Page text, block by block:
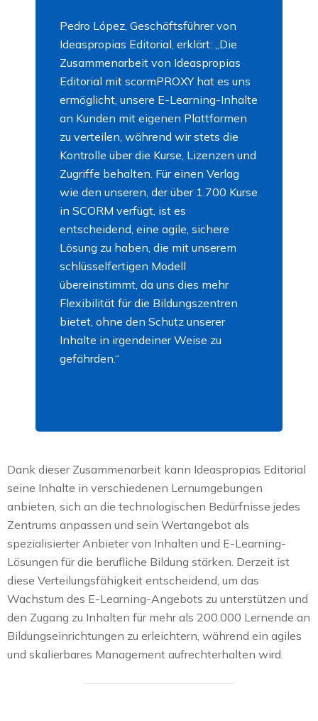
Pedro López, Geschäftsführer von
Ideaspropias Editorial, erklärt: „Die
Zusammenarbeit von Ideaspropias
Editorial mit scormPROXY hat es uns
ermöglicht, unsere E-Learning-Inhalte
an Kunden mit eigenen Plattformen
zu verteilen, während wir stets die
Kontrolle über die Kurse, Lizenzen und
Zugriffe behalten. Für einen Verlag
wie den unseren, der über 1.700 Kurse
in SCORM verfügt, ist es
entscheidend, eine agile, sichere
Lösung zu haben, die mit unserem
schlüsselfertigen Modell
übereinstimmt, da uns dies mehr
Flexibilität für die Bildungszentren
bietet, ohne den Schutz unserer
Inhalte in irgendeiner Weise zu
gefährden.“
Dank dieser Zusammenarbeit kann Ideaspropias Editorial
seine Inhalte in verschiedenen Lernumgebungen
anbieten, sich an die technologischen Bedürfnisse jedes
Zentrums anpassen und sein Wertangebot als
spezialisierter Anbieter von Inhalten und E-Learning-
Lösungen für die berufliche Bildung stärken. Derzeit ist
diese Verteilungsfähigkeit entscheidend, um das
Wachstum des E-Learning-Angebots zu unterstützen und
den Zugang zu Inhalten für mehr als 200.000 Lernende an
Bildungseinrichtungen zu erleichtern, während ein agiles
und skalierbares Management aufrechterhalten wird.